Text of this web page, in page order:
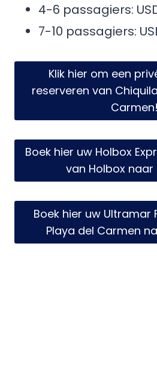
4-6 passagiers:
7-10 passagiers:
Klik hier om een
reserveren van
Carmen!
Boek hier uw Holbox
van Holbox naar
Boek hier uw Ultramar
Playa del Carmen